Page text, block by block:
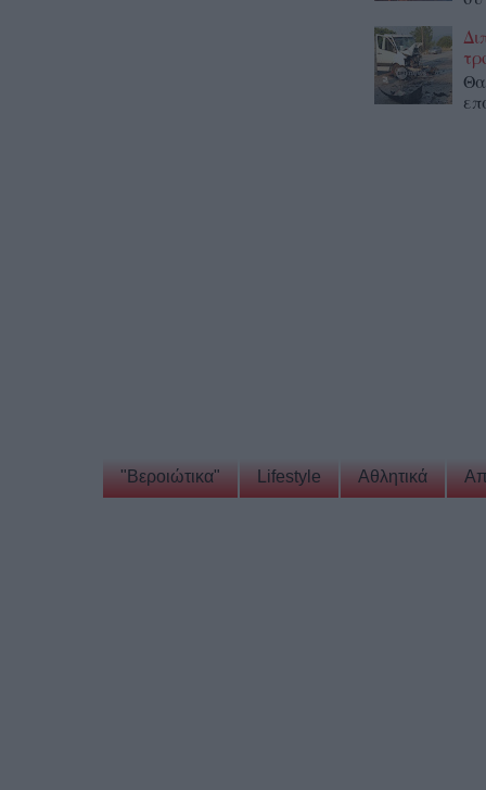
"Βεροιώτικα" Lifestyle Αθλητικά